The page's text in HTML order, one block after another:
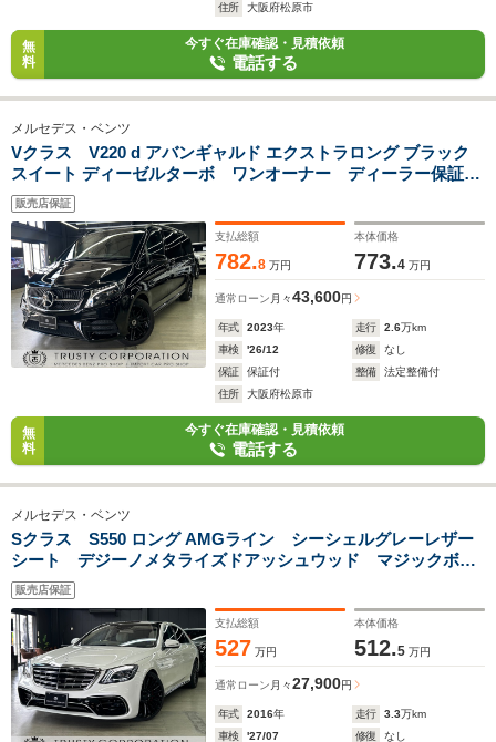
住所
大阪府松原市
無
料
今すぐ在庫確認・見積依頼
電話する
メルセデス・ベンツ
Vクラス V220 d アバンギャルド エクストラロング ブラック
スイート ディーゼルターボ ワンオーナー ディーラー保証
ボディガラスコーティング済 エクスクルーシブシート 冷蔵
庫付センターコンソール ベンチレーター シートヒーター
デジタルインナーミラー ナッパレザー 360度カメラ
販売店保証
支払総額
782.8 万円
本体価格
773.4 万円
通常ローン 月々43,600円
年式 2023年 走行 2.6万km
車検
'26/12 修復
なし
保証
保証付 整備
法定整備付
住所
大阪府松原市
無
料
今すぐ在庫確認・見積依頼
電話する
メルセデス・ベンツ
Sクラス S550 ロング AMGライン シーシェルグレーレザー
シート デジーノメタライズドアッシュウッド マジックボデ
ィコントロール 後期63仕様エアロ マンソリー22インチ
AW ナイトビューアシスト アンビエントルーバー 4Dツイ
ーター
販売店保証
支払総額
527 万円
本体価格
512.5 万円
通常ローン 月々27,900円
年式 2016年 走行 3.3万km
車検
'27/07 修復 なし